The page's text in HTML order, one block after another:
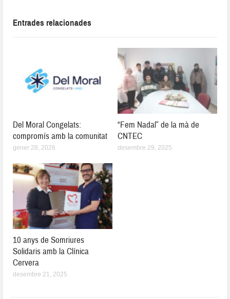
Entrades relacionades
Del Moral Congelats:
compromís amb la comunitat
gener 28, 2026
“Fem Nadal” de la mà de
CNTEC
desembre 29, 2025
10 anys de Somriures
Solidaris amb la Clínica
Cervera
desembre 21, 2025